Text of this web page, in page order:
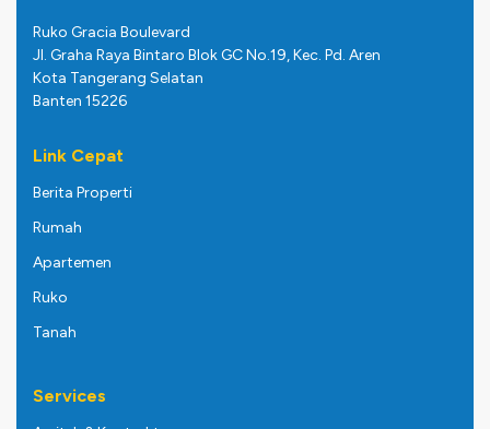
Ruko Gracia Boulevard
Jl. Graha Raya Bintaro Blok GC No.19, Kec. Pd. Aren
Kota Tangerang Selatan
Banten 15226
Link Cepat
Berita Properti
Rumah
Apartemen
Ruko
Tanah
Services